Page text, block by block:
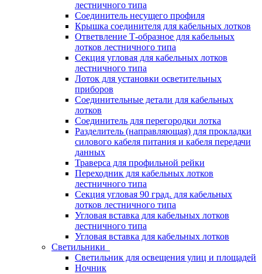
лестничного типа
Соединитель несущего профиля
Крышка соединителя для кабельных лотков
Ответвление Т-образное для кабельных
лотков лестничного типа
Секция угловая для кабельных лотков
лестничного типа
Лоток для установки осветительных
приборов
Соединительные детали для кабельных
лотков
Соединитель для перегородки лотка
Разделитель (направляющая) для прокладки
силового кабеля питания и кабеля передачи
данных
Траверса для профильной рейки
Переходник для кабельных лотков
лестничного типа
Секция угловая 90 град. для кабельных
лотков лестничного типа
Угловая вставка для кабельных лотков
лестничного типа
Угловая вставка для кабельных лотков
Светильники
Светильник для освещения улиц и площадей
Ночник